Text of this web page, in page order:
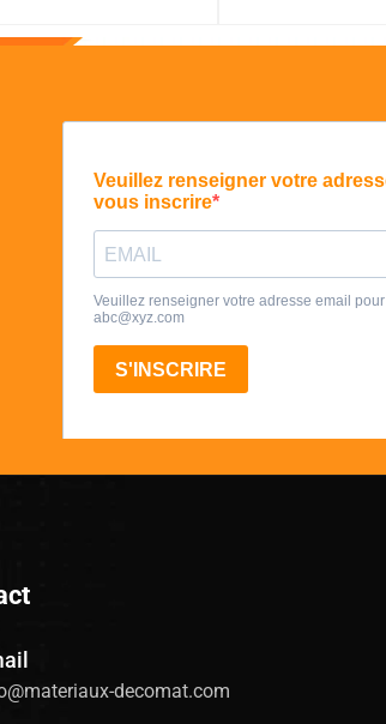
decomat.com